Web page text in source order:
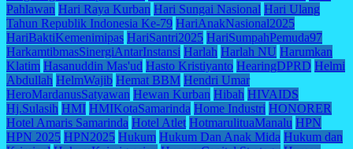
Pahlawan Hari Raya Kurban Hari Sungai Nasional Hari Ulang
Tahun Republik Indonesia Ke-79 HariAnakNasional2025
HariBaktiKemenimipas HariSantri2025 HariSumpahPemuda97
HarkamtibmasSinergiAntarInstansi Harlah Harlah NU Harumkan
Klatim Hasanuddin Mas'ud Hasto Kristiyanto HearingDPRD Helmi
Abdullah HelmWajib Hemat BBM Hendri Umar
HeroMardanusSatyawan Hewan Kurban Hibah HIVAIDS
Hj.Sulasih HMI HMIKotaSamarinda Home Industri HONORER
Hotel Amaris Samarinda Hotel Atlet HotmarulituaManalu HPN
HPN 2025 HPN2025 Hukum Hukum Dan Anak Mida Hukum dan